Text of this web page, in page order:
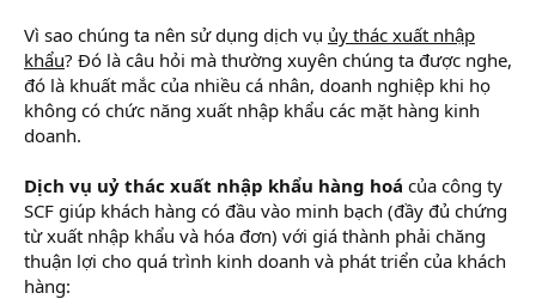
e
r
Vì sao chúng ta nên sử dụng dịch vụ ủy thác xuất nhập
khẩu? Đó là câu hỏi mà thường xuyên chúng ta được nghe,
đó là khuất mắc của nhiều cá nhân, doanh nghiệp khi họ
không có chức năng xuất nhập khẩu các mặt hàng kinh
doanh.
Dịch vụ uỷ thác xuất nhập khẩu hàng hoá của công ty
SCF giúp khách hàng có đầu vào minh bạch (đầy đủ chứng
từ xuất nhập khẩu và hóa đơn) với giá thành phải chăng
thuận lợi cho quá trình kinh doanh và phát triển của khách
hàng: